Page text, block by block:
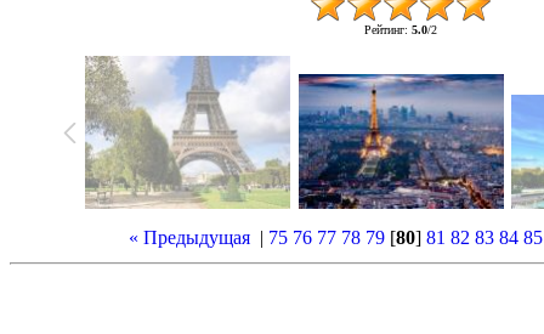
Рейтинг: 5.0/2
« Предыдущая | 75 76 77 78 79 [80] 81 82 83 84 85